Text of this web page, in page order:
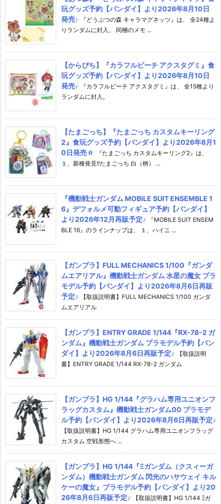
玩グッズ予約【バンダイ】より2026年8月10日
発売♪
『どうぶつの森 キャラマグネッツ』は、 全24種よ
りランダムに封入。 同梱のメモ ...
【からぴち】『カラフルピーチ アクスタグミ』食
玩グッズ予約【バンダイ】より2026年8月10日
発売♪
『カラフルピーチ アクスタグミ』は、 全15種より
ランダムに封入。
【たまごっち】『たまごっち カスタムキーリング
2』食玩グッズ予約【バンダイ】より2026年8月1
0日発売☆
『たまごっち カスタムキーリング2』は、
１、新種発見!!たまごっち 白（柄） ...
『機動戦士ガンダム MOBILE SUIT ENSEMBLE 1
6』デフォルメ可動フィギュア予約【バンダイ】
より2026年12月再販予定♪
『MOBILE SUIT ENSEM
BLE 16』のラインナップは、 １、ハイニ ...
【ガンプラ】FULL MECHANICS 1/100『ガンダ
ムエアリアル』機動戦士ガンダム 水星の魔女 プラ
モデル予約【バンダイ】より2026年8月6日再販
予定♪
【取扱説明書】FULL MECHANICS 1/100 ガンダ
ムエアリアル
【ガンプラ】ENTRY GRADE 1/144『RX-78-2 ガ
ンダム』機動戦士ガンダム プラモデル予約【バン
ダイ】より2026年8月6日再販予定♪
【取扱説明
書】ENTRY GRADE 1/144 RX-78-2 ガンダム
【ガンプラ】HG 1/144『グラハム専用ユニオンフ
ラッグカスタム』機動戦士ガンダム00 プラモデ
ル予約【バンダイ】より2026年8月6日再販予定♪
【取扱説明書】HG 1/144 グラハム専用ユニオンフラッグ
カスタム 空戦形態へ ...
【ガンプラ】HG 1/144『Ξガンダム（クスィーガ
ンダム）機動戦士ガンダム 閃光のハサウェイ キル
ケーの魔女』プラモデル予約【バンダイ】より20
26年8月6日再販予定♪
【取扱説明書】HG 1/144 Ξガ